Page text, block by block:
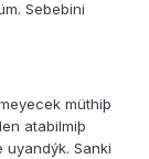
Sebebini
müthiþ
atabilmiþ
uyandýk. Sanki